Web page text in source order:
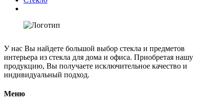
У нас Вы найдете большой выбор стекла и предметов
интерьера из стекла для дома и офиса. Приобретая нашу
продукцию, Вы получаете исключительное качество и
индивидуальный подход.
Меню